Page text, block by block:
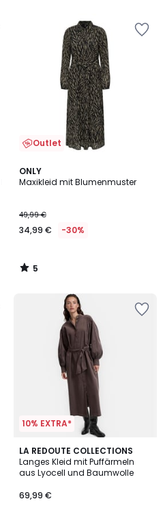
Outlet
ONLY
Maxikleid mit Blumenmuster
49,99 €
34,99 € -30%
5
/
5
/
10% EXTRA*
LA REDOUTE COLLECTIONS
Langes Kleid mit Puffärmeln
aus Lyocell und Baumwolle
69,99 €